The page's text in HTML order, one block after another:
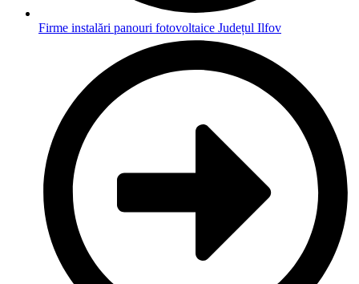
Firme instalări panouri fotovoltaice Județul Ilfov